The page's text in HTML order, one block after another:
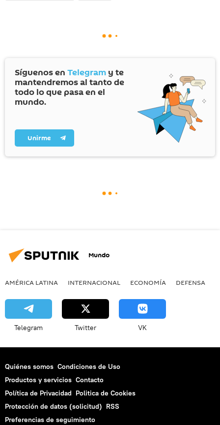
Síguenos en Telegram y te
mantendremos al tanto de
todo lo que pasa en el
mundo.
Unirme
Mundo
AMÉRICA LATINA INTERNACIONAL ECONOMÍA DEFENSA
Telegram Twitter VK
Quiénes somos Condiciones de Uso
Productos y servicios Contacto
Política de Privacidad Politica de Cookies
Protección de datos (solicitud) RSS
Preferencias de seguimiento